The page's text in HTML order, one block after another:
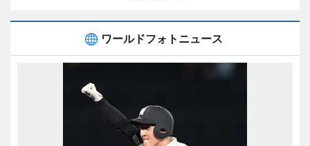
ワールドフォトニュース